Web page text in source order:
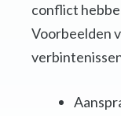
conflict
Voorbeelden